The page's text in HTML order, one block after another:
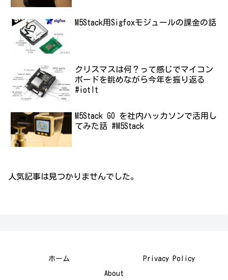
M5Stack用Sigfoxモジュールの課金の話
クリスマスは何？って感じでマイコン
ボードを眺めながら今年を振り返る
#iotlt
M5Stack GO を社内ハッカソンで活用し
てみた話 #M5Stack
人気記事は見つかりませんでした。
ホーム Privacy Policy
About